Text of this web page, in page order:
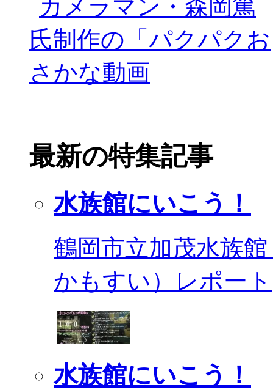
最新の特集記事
水族館にいこう！
鶴岡市立加茂水族
かもすい）レポート
水族館にいこう！